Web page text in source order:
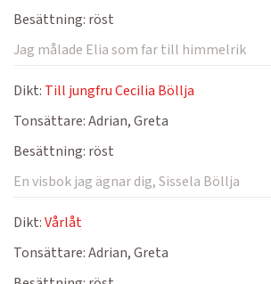
Besättning: röst
Jag målade Elia som far till himmelrik
Dikt: Till jungfru Cecilia Böllja
Tonsättare:Adrian, Greta
Besättning: röst
En visbok jag ägnar dig, Sissela Böllja
Dikt:Vårlåt
Tonsättare:Adrian, Greta